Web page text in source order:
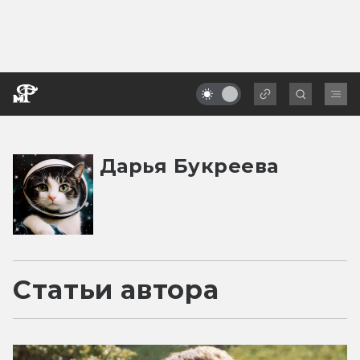
Дарья Букреева
Статьи автора